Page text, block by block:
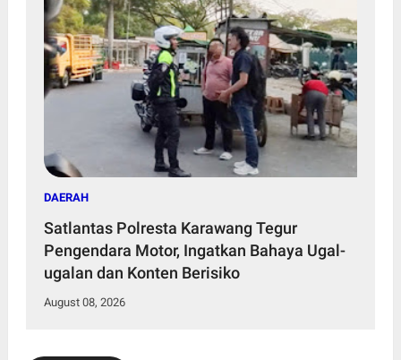
DAERAH
Satlantas Polresta Karawang Tegur
Pengendara Motor, Ingatkan Bahaya Ugal-
ugalan dan Konten Berisiko
August 08, 2026